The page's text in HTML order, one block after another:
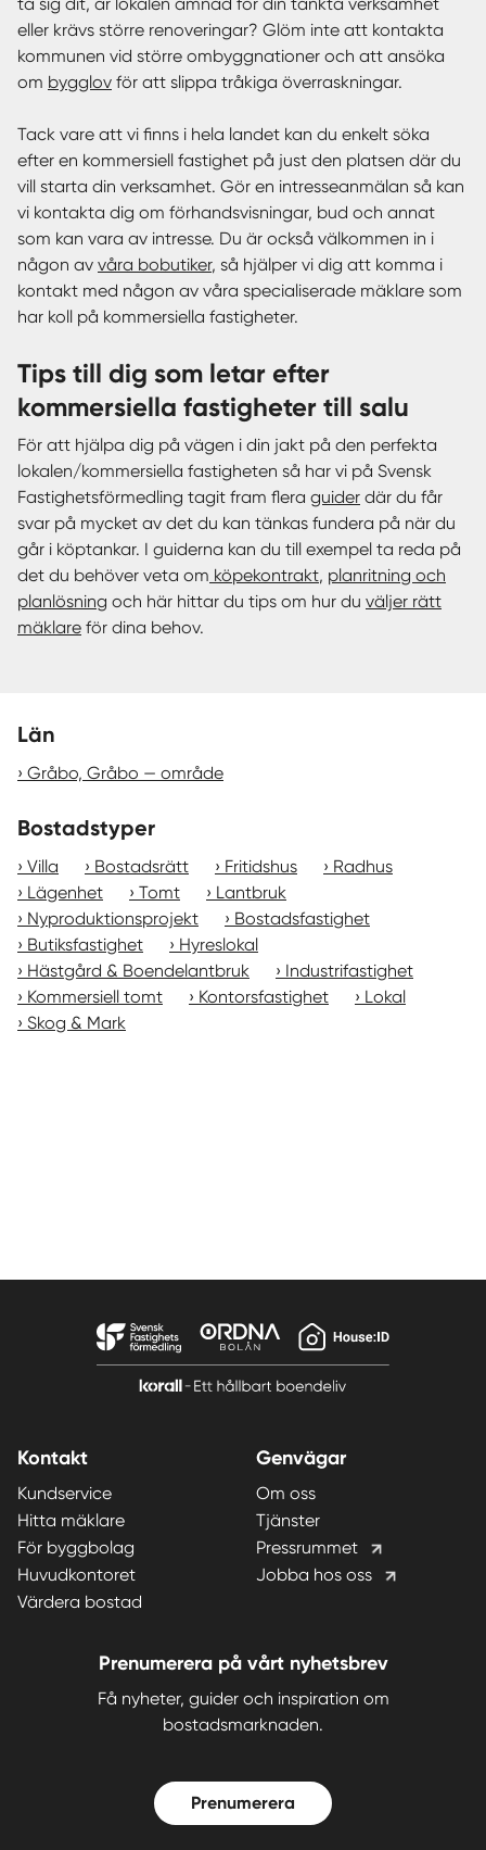
eller krävs större renoveringar? Glöm inte att kontakta
kommunen vid större ombyggnationer och att ansöka
om bygglov för att slippa tråkiga överraskningar.
Tack vare att vi finns i hela landet kan du enkelt söka
efter en kommersiell fastighet på just den platsen där du
vill starta din verksamhet. Gör en intresseanmälan så kan
vi kontakta dig om förhandsvisningar, bud och annat
som kan vara av intresse. Du är också välkommen in i
någon av våra bobutiker, så hjälper vi dig att komma i
kontakt med någon av våra specialiserade mäklare som
har koll på kommersiella fastigheter.
Tips till dig som letar efter
kommersiella fastigheter till salu
För att hjälpa dig på vägen i din jakt på den perfekta
lokalen/kommersiella fastigheten så har vi på Svensk
Fastighetsförmedling tagit fram flera guider där du får
svar på mycket av det du kan tänkas fundera på när du
går i köptankar. I guiderna kan du till exempel ta reda på
det du behöver veta om köpekontrakt, planritning och
planlösning och här hittar du tips om hur du väljer rätt
mäklare för dina behov.
Län
Gråbo, Gråbo — område
Bostadstyper
Villa Bostadsrätt Fritidshus
Radhus
Lägenhet
Tomt
Lantbruk
Nyproduktionsprojekt
Bostadsfastighet
Butiksfastighet
Hyreslokal
Hästgård & Boendelantbruk
Industrifastighet
Kommersiell tomt
Kontorsfastighet
Lokal
Skog & Mark
Kontakt
Kundservice
Hitta mäklare
För byggbolag
Huvudkontoret
Värdera bostad
Genvägar
Om oss
Tjänster
Pressrummet
Jobba hos oss
Prenumerera på vårt nyhetsbrev
Få nyheter, guider och inspiration om
bostadsmarknaden.
Prenumerera